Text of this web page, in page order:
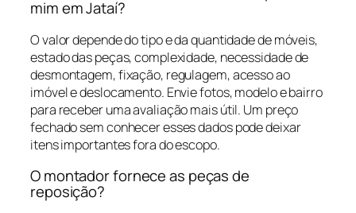
mim em Jataí?
O valor depende do tipo e da quantidade de móveis,
estado das peças, complexidade, necessidade de
desmontagem, fixação, regulagem, acesso ao
imóvel e deslocamento. Envie fotos, modelo e bairro
para receber uma avaliação mais útil. Um preço
fechado sem conhecer esses dados pode deixar
itens importantes fora do escopo.
O montador fornece as peças de
reposição?